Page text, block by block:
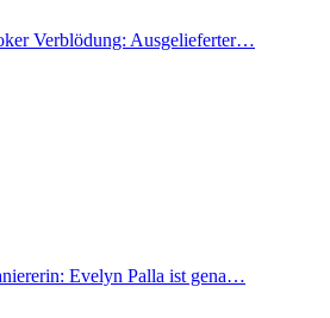
Verblödung: Ausgelieferter…
Evelyn Palla ist gena…